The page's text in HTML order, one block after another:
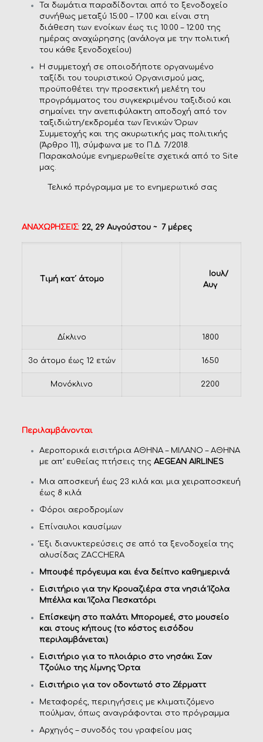
Τα δωμάτια παραδίδονται από το ξενοδοχείο
συνήθως μεταξύ 15:00 – 17:00 και είναι στη
διάθεση των ενοίκων έως τις 10:00 – 12:00 της
ημέρας αναχώρησης (ανάλογα με την πολιτική
του κάθε ξενοδοχείου)
Η συμμετοχή σε οποιοδήποτε οργανωμένο
ταξίδι του τουριστικού Οργανισμού μας,
προϋποθέτει την προσεκτική μελέτη του
προγράμματος του συγκεκριμένου ταξιδιού και
σημαίνει την ανεπιφύλακτη αποδοχή από τον
ταξιδιώτη/εκδρομέα των Γενικών Όρων
Συμμετοχής και της ακυρωτικής μας πολιτικής
(Άρθρο 11), σύμφωνα με το Π.Δ. 7/2018.
Παρακαλούμε ενημερωθείτε σχετικά από το Site
μας.
Τελικό πρόγραμμα με το ενημερωτικό σας
ΑΝΑΧΩΡΗΣΕΙΣ: 22, 29 Αυγούστου ~ 7 μέρες
Τιμή κατ΄ άτομο
Ιουλ/
Αυγ
Δίκλινο 1800
3ο άτομο έως 12 ετών 1650
Μονόκλινο 2200
Περιλαμβάνονται
Αεροπορικά εισιτήρια ΑΘΗΝΑ – ΜΙΛΑΝΟ – ΑΘΗΝΑ
με απ’ ευθείας πτήσεις της AEGEAN AIRLINES
Μια αποσκευή έως 23 κιλά και μια χειραποσκευή
έως 8 κιλά
Φόροι αεροδρομίων
Επίναυλοι καυσίμων
Έξι διανυκτερεύσεις σε από τα ξενοδοχεία της
αλυσίδας ZACCHERA
Μπουφέ πρόγευμα και ένα δείπνο καθημερινά
Εισιτήριο για την Κρουαζιέρα στα νησιά Ίζολα
Μπέλλα και Ίζολα Πεσκατόρι
Επίσκεψη στο παλάτι Μπορομεέ, στο μουσείο
και στους κήπους (το κόστος εισόδου
περιλαμβάνεται)
Εισιτήριο για το πλοιάριο στο νησάκι Σαν
Τζούλιο της λίμνης Όρτα
Εισιτήριο για τον οδοντωτό στο Ζέρματτ
Μεταφορές, περιηγήσεις με κλιματιζόμενο
πούλμαν, όπως αναγράφονται στο πρόγραμμα
Αρχηγός – συνοδός του γραφείου μας